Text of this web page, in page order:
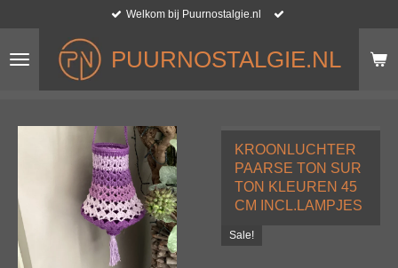
naar
hoofdinhoud
PUURNOSTALGIE.NL
Welkom bij Puurnostalgie.nl
KROONLUCHTER
PAARSE TON SUR
TON KLEUREN 45
CM INCL.LAMPJES
Sale!